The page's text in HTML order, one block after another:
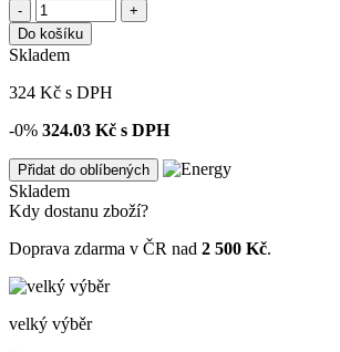
-
+
Do košíku
Skladem
324 Kč s DPH
-0% 324.03 Kč s DPH
Přidat do oblíbených
Skladem
Kdy dostanu zboží?
Doprava zdarma v ČR nad 2 500 Kč.
velký výběr